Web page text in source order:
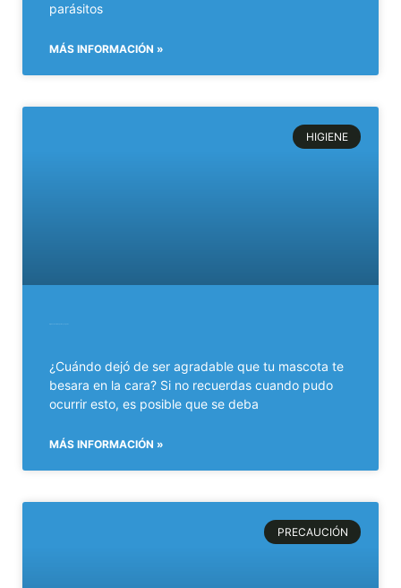
parásitos
MÁS INFORMACIÓN »
HIGIENE
¿Cuándo dejó de ser agradable que tu mascota te
besara en la cara? Si no recuerdas cuando pudo
ocurrir esto, es posible que se deba
MÁS INFORMACIÓN »
PRECAUCIÓN